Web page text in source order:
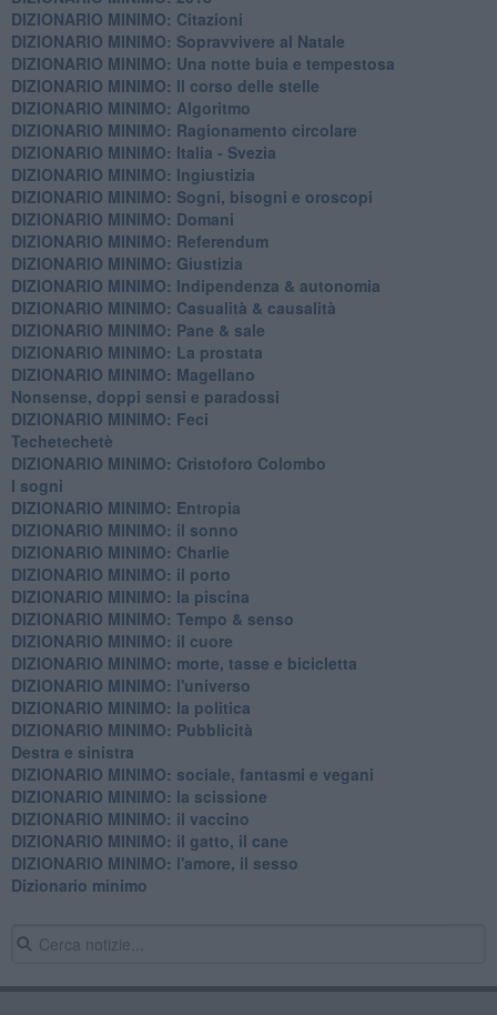
DIZIONARIO MINIMO: Citazioni
DIZIONARIO MINIMO: ​Sopravvivere al Natale
DIZIONARIO MINIMO: ​Una notte buia e tempestosa
DIZIONARIO MINIMO: Il corso delle stelle
DIZIONARIO MINIMO: Algoritmo
DIZIONARIO MINIMO: Ragionamento circolare
DIZIONARIO MINIMO: Italia - Svezia
DIZIONARIO MINIMO: ​Ingiustizia
DIZIONARIO MINIMO: ​Sogni, bisogni e oroscopi
DIZIONARIO MINIMO: Domani
DIZIONARIO MINIMO: Referendum
DIZIONARIO MINIMO: Giustizia
DIZIONARIO MINIMO: ​Indipendenza & autonomia
DIZIONARIO MINIMO: ​Casualità & causalità
​DIZIONARIO MINIMO: Pane & sale
DIZIONARIO MINIMO: La prostata
​DIZIONARIO MINIMO: Magellano
Nonsense, doppi sensi e paradossi
DIZIONARIO MINIMO: Feci
Techetechetè
DIZIONARIO MINIMO: Cristoforo Colombo
I sogni
DIZIONARIO MINIMO: Entropia
DIZIONARIO MINIMO: il sonno
DIZIONARIO MINIMO: Charlie
DIZIONARIO MINIMO: il porto
DIZIONARIO MINIMO: la piscina
DIZIONARIO MINIMO: Tempo & senso
DIZIONARIO MINIMO: il cuore
DIZIONARIO MINIMO: morte, tasse e bicicletta
DIZIONARIO MINIMO: l'universo
DIZIONARIO MINIMO: la politica
DIZIONARIO MINIMO: Pubblicità
Destra e sinistra
DIZIONARIO MINIMO: sociale, fantasmi e vegani
DIZIONARIO MINIMO: la scissione
DIZIONARIO MINIMO: il vaccino
DIZIONARIO MINIMO: il gatto, il cane
DIZIONARIO MINIMO: l'amore, il sesso
Dizionario minimo